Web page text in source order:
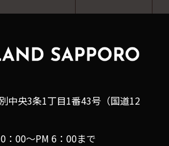
中央3条1丁目1番43号（国道12
：00～PM 6：00まで